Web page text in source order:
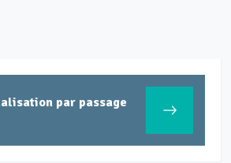
par passage